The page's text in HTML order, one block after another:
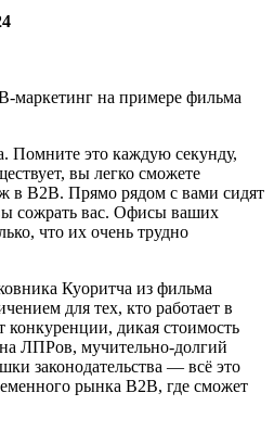
Помните это каждую секунду,
вы легко сможете
в В2В. Прямо рядом с вами сидят
сожрать вас. Офисы ваших
что их очень трудно
Куоритча из фильма
для тех, кто работает в
дикая стоимость
ЛПРов, мучительно-долгий
законодательства — всё это
рынка В2В, где сможет